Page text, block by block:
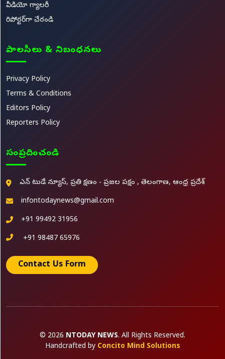
వీడియో గ్యాలరీ
రిపోర్టర్‌గా చేరండి
పాలసీలు & నిబంధనలు
Privacy Policy
Terms & Conditions
Editors Policy
Reporters Policy
సంప్రదించండి
ఎన్ టుడే న్యూస్, ప్రతి క్షణం - ప్రజల పక్షం , తెలంగాణ, ఆంధ్ర ప్రదేశ్
infontodaynews@gmail.com
+91 99492 31956
+91 98487 65976
Contact Us Form
© 2026 NTODAY NEWS. All Rights Reserved.
Handcrafted by Concito Mind Solutions